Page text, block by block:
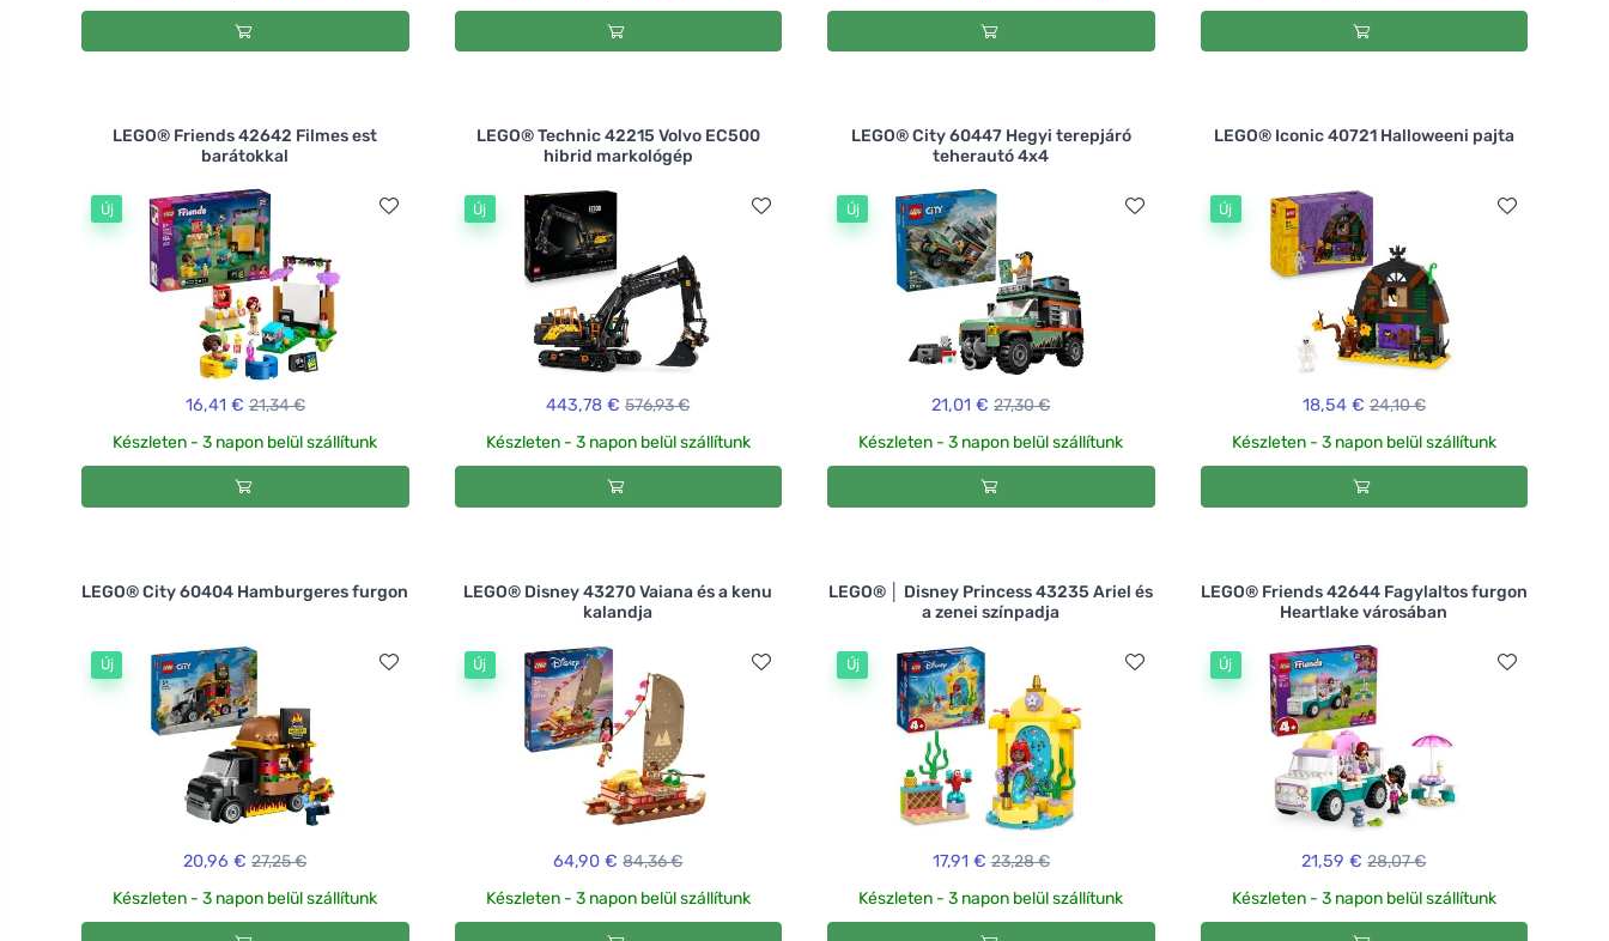
LEGO® Friends 42642 Filmes est
barátokkal
Új
16,41 € 21,34 €
Készleten - 3 napon belül szállítunk
LEGO® Technic 42215 Volvo EC500
hibrid markológép
Új
443,78 € 576,93 €
Készleten - 3 napon belül szállítunk
LEGO® City 60447 Hegyi terepjáró
teherautó 4x4
Új
21,01 € 27,30 €
Készleten - 3 napon belül szállítunk
LEGO® Iconic 40721 Halloweeni pajta
Új
18,54 € 24,10 €
Készleten - 3 napon belül szállítunk
LEGO® City 60404 Hamburgeres furgon
Új
20,96 € 27,25 €
Készleten - 3 napon belül szállítunk
LEGO® Disney 43270 Vaiana és a kenu
kalandja
Új
64,90 € 84,36 €
Készleten - 3 napon belül szállítunk
LEGO® │ Disney Princess 43235 Ariel és
a zenei színpadja
Új
17,91 € 23,28 €
Készleten - 3 napon belül szállítunk
LEGO® Friends 42644 Fagylaltos furgon
Heartlake városában
Új
21,59 € 28,07 €
Készleten - 3 napon belül szállítunk